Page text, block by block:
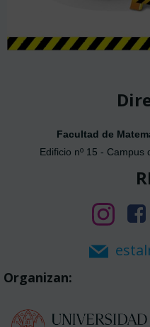
Facultad de
Edificio nº 15 -
Organizan: